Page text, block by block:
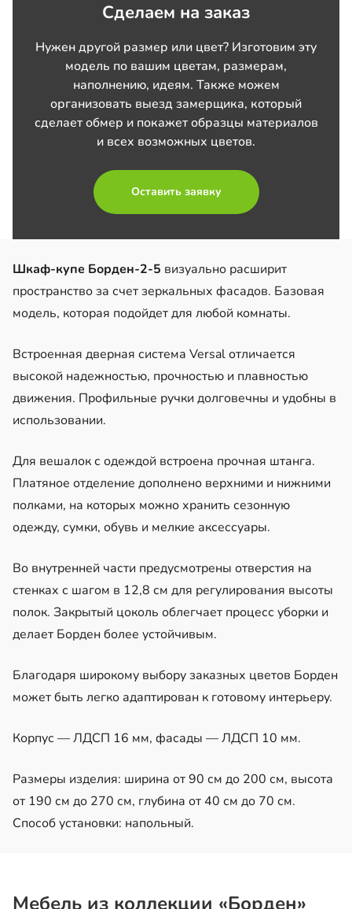
Сделаем на заказ
Нужен другой размер или цвет? Изготовим эту
модель по вашим цветам, размерам,
наполнению, идеям. Также можем
организовать выезд замерщика, который
сделает обмер и покажет образцы материалов
и всех возможных цветов.
Оставить заявку
Шкаф-купе Борден-2-5 визуально расширит
пространство за счет зеркальных фасадов. Базовая
модель, которая подойдет для любой комнаты.
Встроенная дверная система Versal отличается
высокой надежностью, прочностью и плавностью
движения. Профильные ручки долговечны и удобны в
использовании.
Для вешалок с одеждой встроена прочная штанга.
Платяное отделение дополнено верхними и нижними
полками, на которых можно хранить сезонную
одежду, сумки, обувь и мелкие аксессуары.
Во внутренней части предусмотрены отверстия на
стенках с шагом в 12,8 см для регулирования высоты
полок. Закрытый цоколь облегчает процесс уборки и
делает Борден более устойчивым.
Благодаря широкому выбору заказных цветов Борден
может быть легко адаптирован к готовому интерьеру.
Корпус — ЛДСП 16 мм, фасады — ЛДСП 10 мм.
Размеры изделия: ширина от 90 см до 200 см, высота
от 190 см до 270 см, глубина от 40 см до 70 см.
Способ установки: напольный.
Мебель из коллекции «Борден»